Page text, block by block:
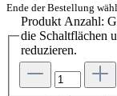
Ende der Bestellung
Produkt Anzahl:
die Schaltflächen
reduzieren.